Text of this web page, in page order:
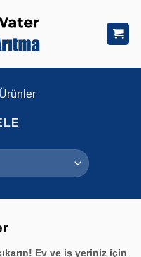
Ürünler
Ev ve iş yeriniz için